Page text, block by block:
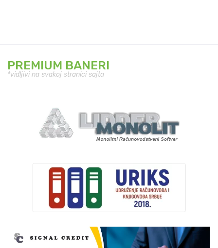
PREMIUM BANERI
*vidljivi na svakoj stranici sajta